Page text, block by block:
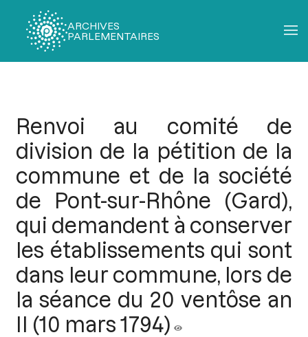
ARCHIVES
PARLEMENTAIRES
Renvoi au comité de
division de la pétition de la
commune et de la société
de Pont-sur-Rhône (Gard),
qui demandent à conserver
les établissements qui sont
dans leur commune, lors de
la séance du 20 ventôse an
II (10 mars 1794)